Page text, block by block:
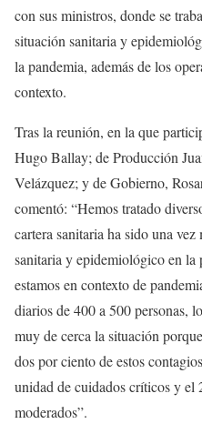
con sus ministros, donde se
situación sanitaria y
la pandemia, además de los
contexto.
Tras la reunión, en la que
Hugo Ballay; de Producción
Velázquez; y de Gobierno,
comentó: “Hemos tratado
cartera sanitaria ha sido una
sanitaria y epidemiológico en la
estamos en contexto de
diarios de 400 a 500 personas,
muy de cerca la situación
dos por ciento de estos
unidad de cuidados críticos y el
moderados”.